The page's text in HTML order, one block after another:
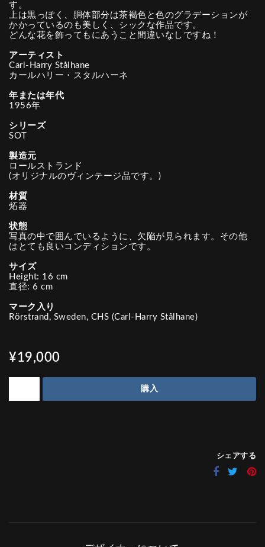
す。
上は黒っぽく、胴体部分は茶褐色と色のグラデーションが
かかっているのも美しく、シックな作品です。
どんな花を飾ってもにあうこと間違いなしですね！
アーティスト
Carl-Harry Stålhane
カールハリー・スタルハーネ
年または年代
1956年
シリーズ
SOT
製造元
ロールストランド
(オリジナルのヴィンテージ品です。)
材質
炻器
状態
写真の中で囲んでいるように、欠陥が見られます。その他
はとても良いコンディションです。
サイズ
Height: 16 cm
直径: 6 cm
マーク入り
Rörstrand, Sweden, CHS (Carl-Harry Stålhane)
¥19,000
購入
シェアする